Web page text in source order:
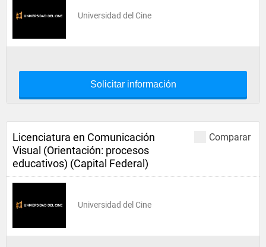
Universidad del Cine
Solicitar información
Comparar
Licenciatura en Comunicación
Visual (Orientación: procesos
educativos) (Capital Federal)
Universidad del Cine